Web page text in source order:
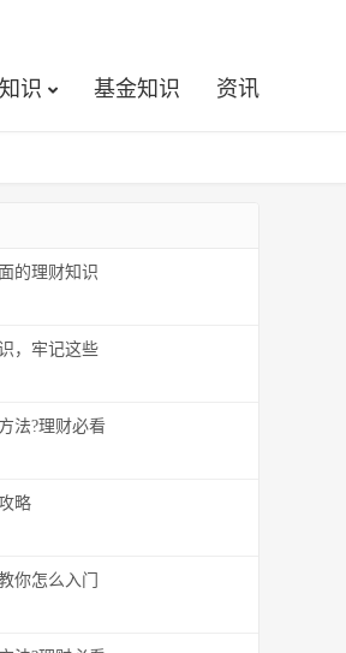
识 基金知识 资讯
的理财知识
，牢记这些
法?理财必看
略
你怎么入门